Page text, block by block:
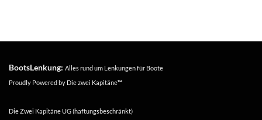
BootsLenkung: Alles rund um Lenkungen für Boote
Proudly Powered by Die zwei Kapitäne™
Die Zwei Kapitäne UG (haftungsbeschränkt)